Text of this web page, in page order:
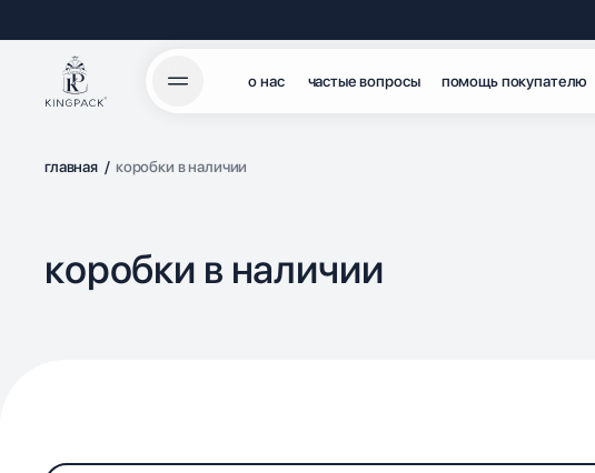
о нас частые вопросы помощь покупателю
главная / коробки в наличии
коробки в наличии